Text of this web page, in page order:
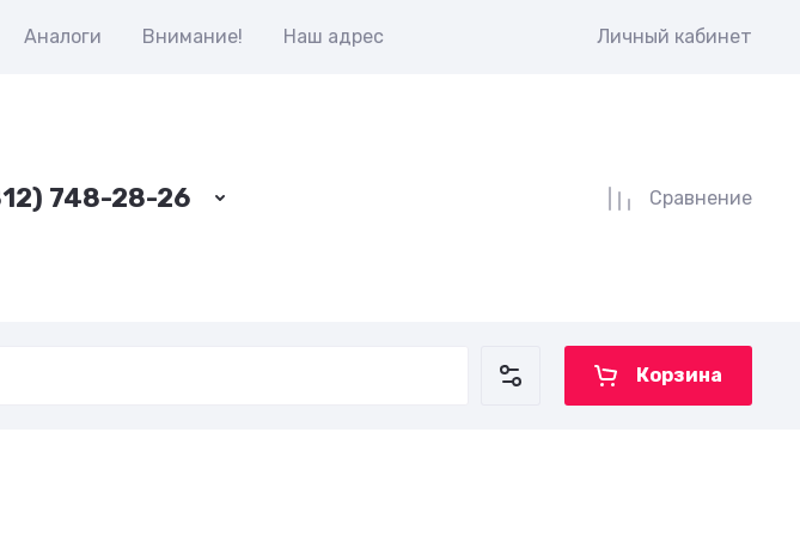
Аналоги Внимание! Наш адрес Личный кабинет
748-28-26 Сравнение
Корзина